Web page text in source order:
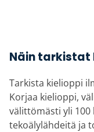
Näin tarkistat
Tarkista kielioppi
Korjaa kielioppi,
välittömästi yli 100
tekoälylähdeitä ja